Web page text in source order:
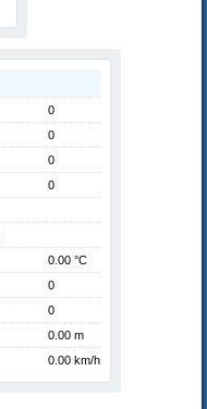
0
0
0
0
0.00 °C
0
0
0.00 m
0.00 km/h